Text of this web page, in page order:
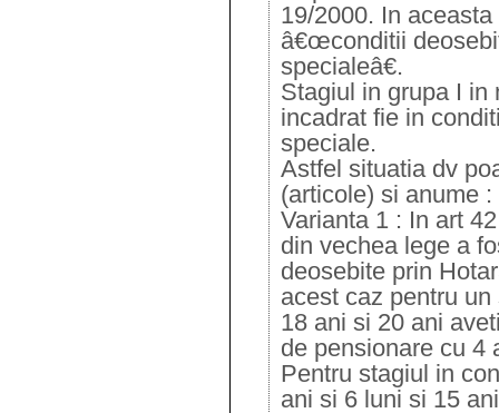
19/2000. In
â€œconditii
specialeâ€.
Stagiul in grupa I in
incadrat fie in
speciale.
Astfel situatia dv
(articole) si anume :
Varianta 1 : In art
din vechea lege a
deosebite prin
acest caz pentru
18 ani si 20 ani
de pensionare cu 4
Pentru stagiul in
ani si 6 luni si 15